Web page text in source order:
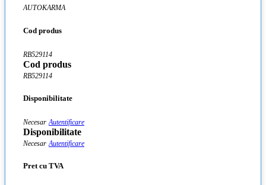
AUTOKARMA
Cod produs
RB529114
Cod produs
RB529114
Disponibilitate
Necesar Autentificare
Disponibilitate
Necesar Autentificare
Pret cu TVA